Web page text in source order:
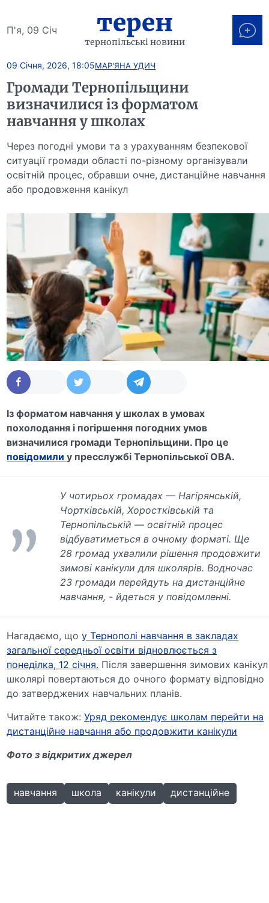
П'я, 09 Січ терен
тернопільські новини
09 Січня, 2026, 18:05МАР'ЯНА УДИЧ
Громади Тернопільщини
визначилися із форматом
навчання у школах
Через погодні умови та з урахуванням безпекової
ситуації громади області по-різному організували
освітній процес, обравши очне, дистанційне навчання
або продовження канікул
Із форматом навчання у школах в умовах
похолодання і погіршення погодних умов
визначилися громади Тернопільщини. Про це
повідомилиу пресслужбі Тернопільської ОВА.
У чотирьох громадах — Нагірянській,
Чортківській, Хоростківській та
Тернопільській — освітній процес
відбуватиметься в очному форматі. Ще
28 громад ухвалили рішення продовжити
зимові канікули для школярів. Водночас
23 громади перейдуть на дистанційне
навчання, - йдеться уповідомленні.
Нагадаємо, щоу Тернополі навчання в закладах
загальної середньої освіти відновлюється з
понеділка, 12 січня. Після завершення зимових канікул
школярі повертаються до очного формату відповідно
до затверджених навчальних планів.
Читайте також:Уряд рекомендує школам перейти на
дистанційне навчання або продовжити канікули
Фото з відкритих джерел
навчання школа канікули дистанційне